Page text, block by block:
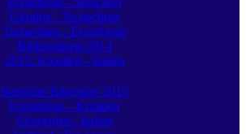
Ukraine - Tschechien
Tschechien - Erzgebirge
Bildergalerie 2014
2015: Kroatien - Italien
Startseite Bikertage 2015
Erzgebirge - Kroatien
Slowenien - Italien